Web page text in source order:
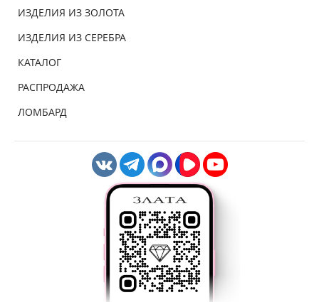
ИЗДЕЛИЯ ИЗ ЗОЛОТА
ИЗДЕЛИЯ ИЗ СЕРЕБРА
КАТАЛОГ
РАСПРОДАЖА
ЛОМБАРД